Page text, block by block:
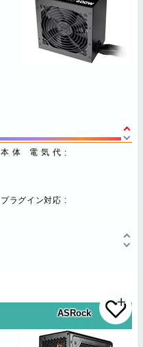
本体 電気代
プラグイン対応
ASRock